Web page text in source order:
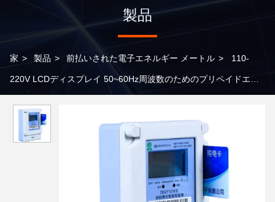
製品
家 > 製品 > 前払いされた電子エネルギー メートル > 110-
220V LCDディスプレイ 50~60Hz周波数のためのプリペイドエネ